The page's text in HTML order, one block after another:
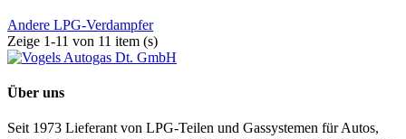
Andere LPG-Verdampfer
Zeige 1-11 von 11 item (s)
Über uns
Seit 1973 Lieferant von LPG-Teilen und Gassystemen für Autos,